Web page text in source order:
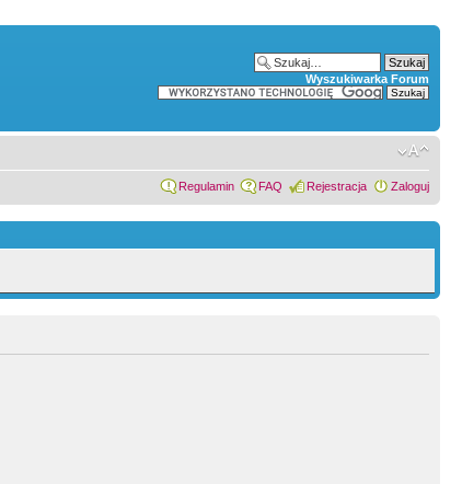
Wyszukiwarka Forum
Regulamin FAQ Rejestracja Zaloguj